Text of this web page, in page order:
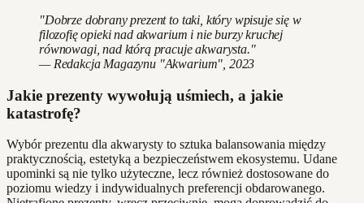
"Dobrze dobrany prezent to taki, który wpisuje się w
filozofię opieki nad akwarium i nie burzy kruchej
równowagi, nad którą pracuje akwarysta."
— Redakcja Magazynu "Akwarium", 2023
Jakie prezenty wywołują uśmiech, a jakie
katastrofę?
Wybór prezentu dla akwarysty to sztuka balansowania między
praktycznością, estetyką a bezpieczeństwem ekosystemu. Udane
upominki są nie tylko użyteczne, lecz również dostosowane do
poziomu wiedzy i indywidualnych preferencji obdarowanego.